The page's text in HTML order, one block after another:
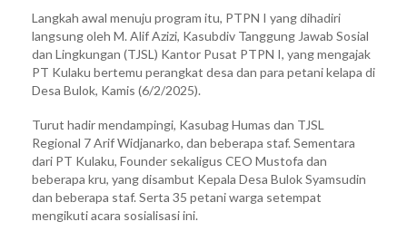
Langkah awal menuju program itu, PTPN I yang dihadiri
langsung oleh M. Alif Azizi, Kasubdiv Tanggung Jawab Sosial
dan Lingkungan (TJSL) Kantor Pusat PTPN I, yang mengajak
PT Kulaku bertemu perangkat desa dan para petani kelapa di
Desa Bulok, Kamis (6/2/2025).
Turut hadir mendampingi, Kasubag Humas dan TJSL
Regional 7 Arif Widjanarko, dan beberapa staf. Sementara
dari PT Kulaku, Founder sekaligus CEO Mustofa dan
beberapa kru, yang disambut Kepala Desa Bulok Syamsudin
dan beberapa staf. Serta 35 petani warga setempat
mengikuti acara sosialisasi ini.